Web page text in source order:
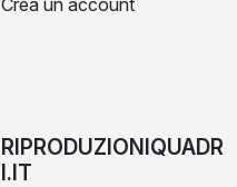
RIPRODUZIONIQUADR
I.IT